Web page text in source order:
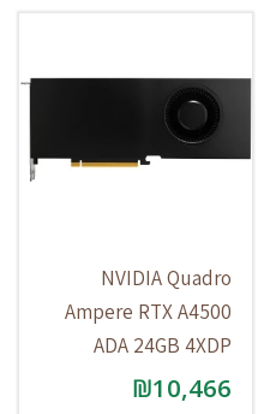
NVIDIA Quadro
Ampere RTX A4500
ADA 24GB 4XDP
₪10,466